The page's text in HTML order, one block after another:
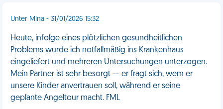
Unter Mina - 31/01/2026 15:32
Heute, infolge eines plötzlichen gesundheitlichen
Problems wurde ich notfallmäßig ins Krankenhaus
eingeliefert und mehreren Untersuchungen unterzogen.
Mein Partner ist sehr besorgt — er fragt sich, wem er
unsere Kinder anvertrauen soll, während er seine
geplante Angeltour macht. FML